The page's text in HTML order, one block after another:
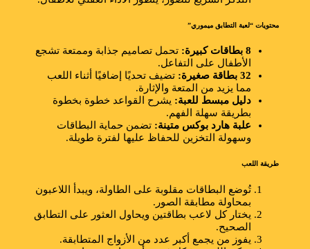
محتويات “لعبة التطابق ميموري”
8 بطاقات كبيرة:
تحمل تصاميم جذابة وممتعة تشجع
الأطفال على التفاعل.
32 بطاقة صغيرة:
تضيف تحديًا إضافيًا أثناء اللعب
مما يزيد من المتعة والإثارة.
دليل مبسط للعبة: يشرح القواعد خطوة بخطوة
بطريقة سهلة الفهم.
علبة هارد بوكس متينة: تضمن حماية البطاقات
وسهولة التخزين للحفاظ عليها لفترة طويلة.
طريقة اللعب
تُوضع البطاقات مقلوبة على الطاولة، ويبدأ اللاعبون
بمحاولة مطابقة الصور.
يختار كل لاعب بطاقتين ويحاول العثور على التطابق
الصحيح.
يفوز من يجمع أكبر عدد من الأزواج المتطابقة.